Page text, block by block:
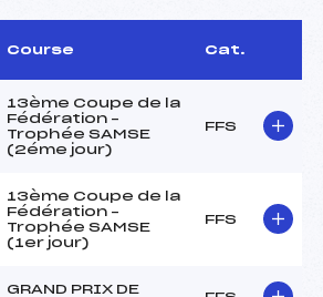
Course Cat.
13ème Coupe de la
Fédération –
Trophée SAMSE
(2éme jour)
FFS
13ème Coupe de la
Fédération –
Trophée SAMSE
(1er jour)
FFS
GRAND PRIX DE